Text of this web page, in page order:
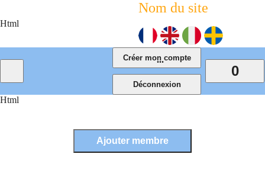
Html
Nom du site
Html
0
...